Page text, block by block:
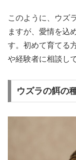
このように、ウズ
ますが、愛情を込
す。初めて育てる
や経験者に相談し
ウズラの餌の